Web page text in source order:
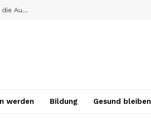
Sonnenfinsternis 2026: So bleiben die Augen gut geschützt
werden Bildung Gesund bleiben